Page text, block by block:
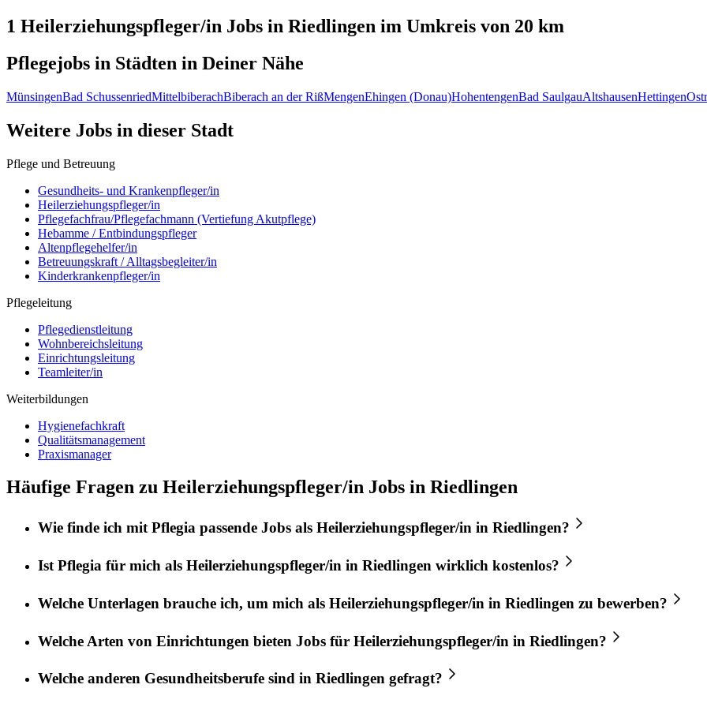
1 Heilerziehungspfleger/in Jobs in Riedlingen im Umkreis von 20 km
Pflegejobs in Städten in Deiner Nähe
MünsingenBad SchussenriedMittelbiberachBiberach an der RißMengenEhingen (Donau)HohentengenBad SaulgauAltshausenHettingen
Weitere Jobs in dieser Stadt
Pflege und Betreuung
Gesundheits- und Krankenpfleger/in
Heilerziehungspfleger/in
Pflegefachfrau/Pflegefachmann (Vertiefung Akutpflege)
Hebamme / Entbindungspfleger
Altenpflegehelfer/in
Betreuungskraft / Alltagsbegleiter/in
Kinderkrankenpfleger/in
Pflegeleitung
Pflegedienstleitung
Wohnbereichsleitung
Einrichtungsleitung
Teamleiter/in
Weiterbildungen
Hygienefachkraft
Qualitätsmanagement
Praxismanager
Häufige Fragen zu Heilerziehungspfleger/in Jobs in Riedlingen
Wie finde ich mitPflegia passende Jobs als Heilerziehungspfleger/in in Riedlingen?
Ist Pflegia für mich als Heilerziehungspfleger/in in Riedlingen wirklich kostenlos?
Welche Unterlagen brauche ich, um mich als Heilerziehungspfleger/in in Riedlingen zu bewerben?
Welche Arten von Einrichtungen bieten Jobs für Heilerziehungspfleger/in in Riedlingen?
Welche anderen Gesundheitsberufe sind in Riedlingen gefragt?